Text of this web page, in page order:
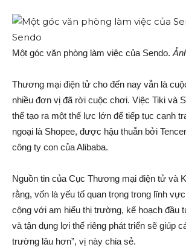
Một góc văn phòng làm việc của Sendo.
Thương mại điện tử cho đến nay vẫn là
nhiều đơn vị đã rời cuộc chơi. Việc Tiki và
thể tạo ra một thế lực lớn để tiếp tục cạnh
ngoại là Shopee, được hậu thuẫn bởi
công ty con của Alibaba.
Nguồn tin của Cục Thương mại điện tử và
rằng, vốn là yếu tố quan trọng trong lĩnh
cộng với am hiểu thị trường, kế hoạch đầu
và tận dụng lợi thế riêng phát triển sẽ giúp
trường lâu hơn”, vị này chia sẻ.